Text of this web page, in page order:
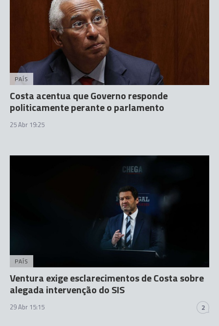
PAÍS
Costa acentua que Governo responde
politicamente perante o parlamento
25 Abr 19:25
PAÍS
Ventura exige esclarecimentos de Costa sobre
alegada intervenção do SIS
29 Abr 15:15 2